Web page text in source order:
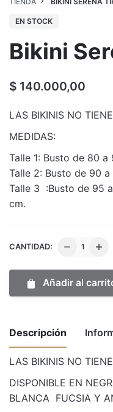
EN STOCK
Bikini
$ 140.000,00
LAS BIKINIS NO
MEDIDAS:
Talle 1: Busto de 80
Talle 2: Busto de 90
Talle 3 :Busto de 95
cm.
CANTIDAD:
Bikini
alto
Añadir al
Descripción
LAS BIKINIS NO
DISPONIBLE EN
BLANCA FUCSIA Y
Weight 1 kg
Dimensions 50 × 30